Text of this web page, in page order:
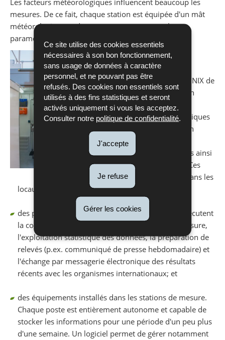
Ce site utilise des cookies essentiels
nécessaires à son bon fonctionnement,
sans usage de données à caractère
personnel, et ne pouvant pas être
refusés. Des cookies non essentiels sont
utilisés à des fins statistiques et seront
activés uniquement si vous les acceptez.
Consulter notre politique de confidentialité.
J'accepte
Je refuse
Gérer les cookies
Les facteurs météorologiques influencent beaucoup les
mesures. De ce fait, chaque station est équipée d'un mât
météorologique et de capteurs pour mesurer les
paramètres les plus importants.
Le réseau se compose:
du poste central (serveur UNIX de
base de données) qui est en
liaison avec les stations de
mesure via lignes téléphoniques
commutées. Il comporte un
ordinateur central, des
équipements périphériques ainsi
que des postes de travail. Ces
installations sont situées dans les
locaux de l'Administration de l'environnement;
des postes de travail (ordinateurs type PC), qui exécutent
la consultation et la validation des résultats de mesure,
l'exploitation statistique des données, la préparation de
relevés (p.ex. communiqué de presse hebdomadaire) et
l'échange par messagerie électronique des résultats
récents avec les organismes internationaux; et
des équipements installés dans les stations de mesure.
Chaque poste est entièrement autonome et capable de
stocker les informations pour une période d'un peu plus
d'une semaine. Un logiciel permet de gérer notamment